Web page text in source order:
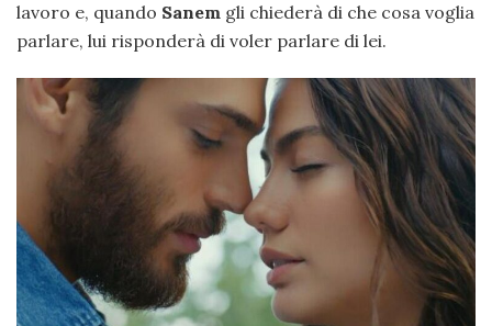
lavoro e, quando Sanem gli chiederà di che cosa voglia
parlare, lui risponderà di voler parlare di lei.